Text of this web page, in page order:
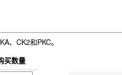
、CK2和PKC。
买数量